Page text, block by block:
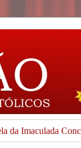
da Imaculada